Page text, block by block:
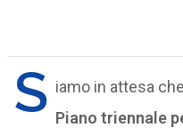
S iamo in attesa
Piano triennale